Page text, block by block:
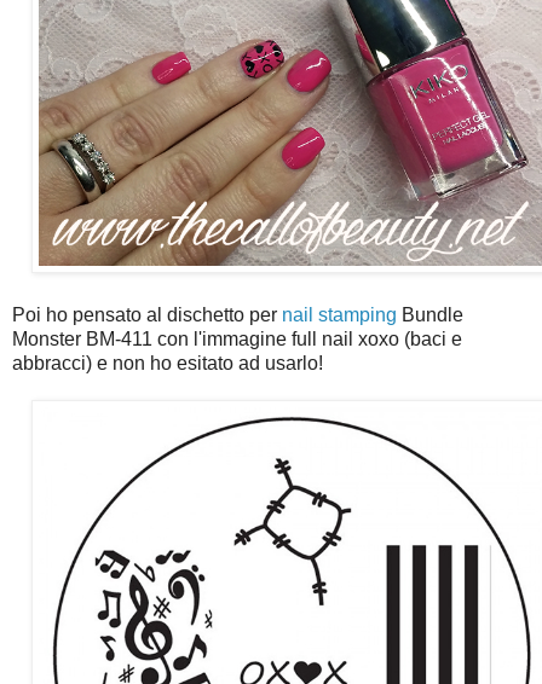
Poi ho pensato al dischetto per nail stamping Bundle
Monster BM-411 con l'immagine full nail xoxo (baci e
abbracci) e non ho esitato ad usarlo!